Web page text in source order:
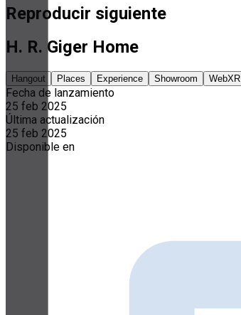
Reproducir siguiente
H. R. Giger Home
Hangout Places Experience Showroom WebXR
Fecha de lanzamiento
25 feb 2025
Última actualización
25 feb 2025
Disponible en